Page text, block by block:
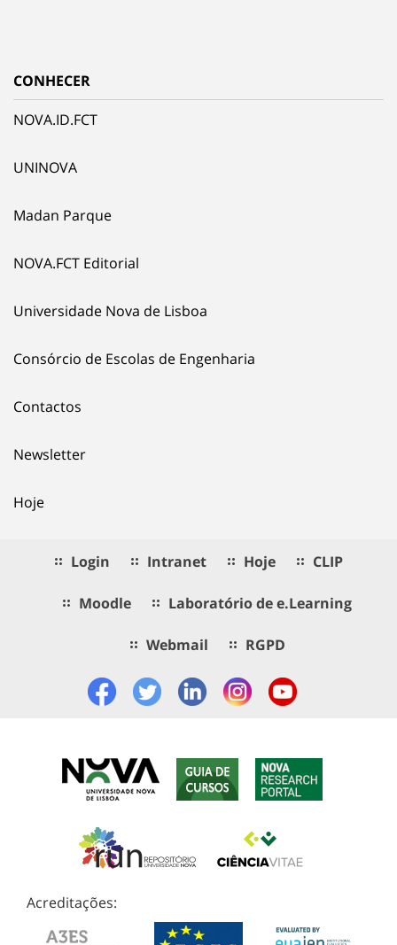
CONHECER
NOVA.ID.FCT
UNINOVA
Madan Parque
NOVA.FCT Editorial
Universidade Nova de Lisboa
Consórcio de Escolas de Engenharia
Contactos
Newsletter
Hoje
Login Intranet Hoje CLIP
Moodle Laboratório de e.Learning
Webmail RGPD
Acreditações: